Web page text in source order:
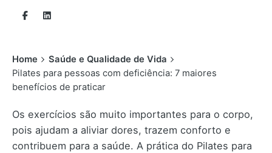
Home
Saúde e Qualidade de Vida
Pilates para pessoas com deficiência: 7 maiores
benefícios de praticar
Os exercícios são muito importantes para o corpo,
pois ajudam a aliviar dores, trazem conforto e
contribuem para a saúde. A prática do Pilates para